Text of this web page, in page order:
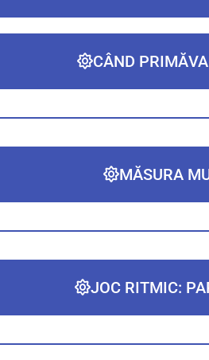
CÂND
MĂSURA
JOC RITMIC: